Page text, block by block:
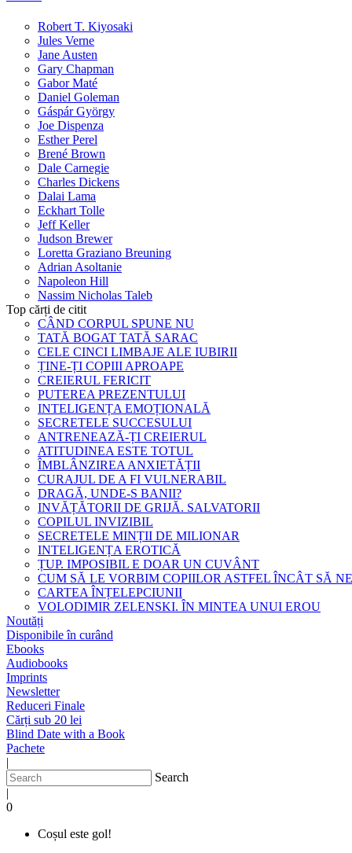
Robert T. Kiyosaki
Jules Verne
Jane Austen
Gary Chapman
Gabor Maté
Daniel Goleman
Gáspár György
Joe Dispenza
Esther Perel
Brené Brown
Dale Carnegie
Charles Dickens
Dalai Lama
Eckhart Tolle
Jeff Keller
Judson Brewer
Loretta Graziano Breuning
Adrian Asoltanie
Napoleon Hill
Nassim Nicholas Taleb
Top cărți de citit
CÂND CORPUL SPUNE NU
TATĂ BOGAT TATĂ SARAC
CELE CINCI LIMBAJE ALE IUBIRII
ȚINE-ȚI COPIII APROAPE
CREIERUL FERICIT
PUTEREA PREZENTULUI
INTELIGENȚA EMOȚIONALĂ
SECRETELE SUCCESULUI
ANTRENEAZĂ-ȚI CREIERUL
ATITUDINEA ESTE TOTUL
ÎMBLÂNZIREA ANXIETĂȚII
CURAJUL DE A FI VULNERABIL
DRAGĂ, UNDE-S BANII?
INVĂȚĂTORII DE GRIJĂ. SALVATORII
COPILUL INVIZIBIL
SECRETELE MINȚII DE MILIONAR
INTELIGENȚA EROTICĂ
ȚUP. IMPOSIBIL E DOAR UN CUVÂNT
CUM SĂ LE VORBIM COPIILOR ASTFEL ÎNCÂT SĂ
CARTEA ÎNȚELEPCIUNII
VOLODIMIR ZELENSKI. ÎN MINTEA UNUI EROU
Noutăți
Disponibile în curând
Ebooks
Audiobooks
Imprints
Newsletter
Reduceri Finale
Cărți sub 20 lei
Blind Date with a Book
Pachete
|
Search
|
0
Coșul este gol!